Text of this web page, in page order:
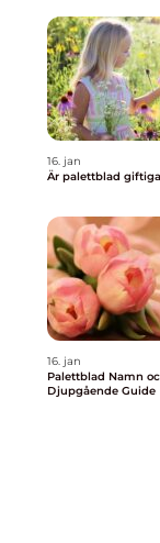
16. jan
Är palettblad
16. jan
Palettblad Namn
Djupgående Guide